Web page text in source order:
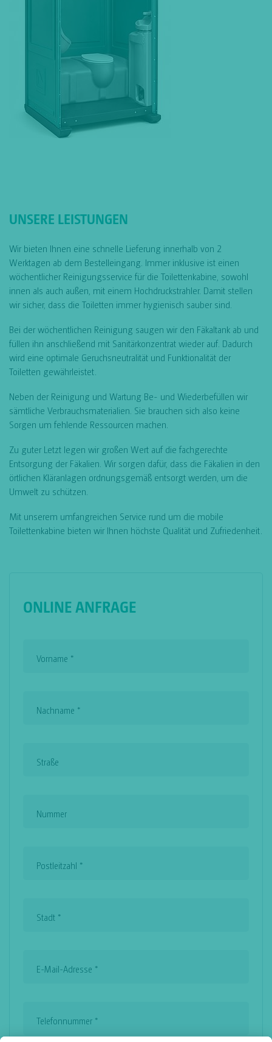
UNSERE LEISTUNGEN
Wir bieten Ihnen eine schnelle Lieferung innerhalb von 2
Werktagen ab dem Bestelleingang. Immer inklusive ist einen
wöchentlicher Reinigungsservice für die Toilettenkabine, sowohl
innen als auch außen, mit einem Hochdruckstrahler. Damit stellen
wir sicher, dass die Toiletten immer hygienisch sauber sind.
Bei der wöchentlichen Reinigung saugen wir den Fäkaltank ab und
füllen ihn anschließend mit Sanitärkonzentrat wieder auf. Dadurch
wird eine optimale Geruchsneutralität und Funktionalität der
Toiletten gewährleistet.
Neben der Reinigung und Wartung Be- und Wiederbefüllen wir
sämtliche Verbrauchsmaterialien. Sie brauchen sich also keine
Sorgen um fehlende Ressourcen machen.
Zu guter Letzt legen wir großen Wert auf die fachgerechte
Entsorgung der Fäkalien. Wir sorgen dafür, dass die Fäkalien in den
örtlichen Kläranlagen ordnungsgemäß entsorgt werden, um die
Umwelt zu schützen.
Mit unserem umfangreichen Service rund um die mobile
Toilettenkabine bieten wir Ihnen höchste Qualität und Zufriedenheit.
ONLINE ANFRAGE
Vorname *
Nachname *
Straße
Nummer
Postleitzahl *
Stadt *
E-Mail-Adresse *
Telefonnummer *